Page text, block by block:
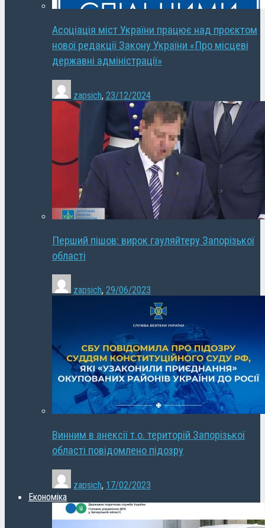
Асоціація міст України працює над проєктом
нової редакції Закону України «Про місцеві
державні адміністрації»
zapsich, 23/12/2024
Перший пішов: вирок гауляйтеру Запорізької
області
zapsich, 29/06/2023
Винним в анексії т.о. територій Запорізької
області повідомлено підозру
zapsich, 17/02/2023
Економіка